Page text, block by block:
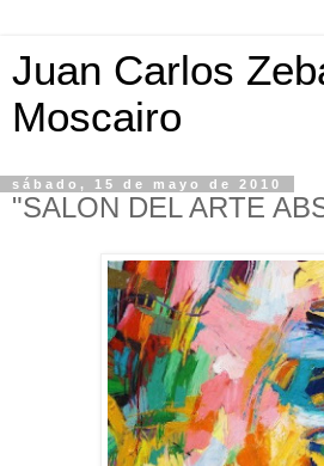
Juan Carlos
Moscairo
sábado, 15 de mayo de 2010
"SALON DEL ARTE